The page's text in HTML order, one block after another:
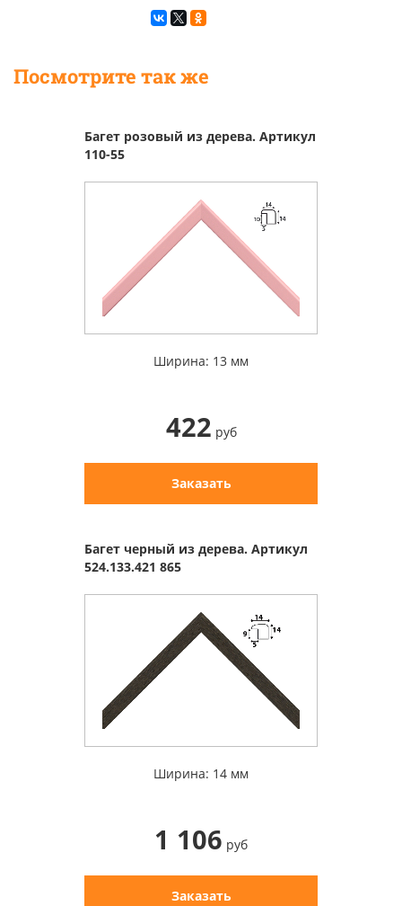
Посмотрите так же
Багет розовый из дерева. Артикул
110-55
Ширина: 13 мм
422 руб
Заказать
Багет черный из дерева. Артикул
524.133.421 865
Ширина: 14 мм
1 106 руб
Заказать